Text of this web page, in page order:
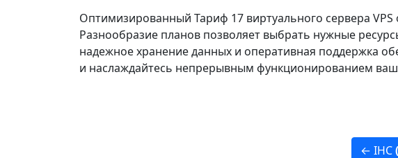
Оптимизированный Тариф 17 виртуального сервера
Разнообразие планов позволяет выбрать нужные
надежное хранение данных и оперативная поддержка
и наслаждайтесь непрерывным функционированием
← IHC